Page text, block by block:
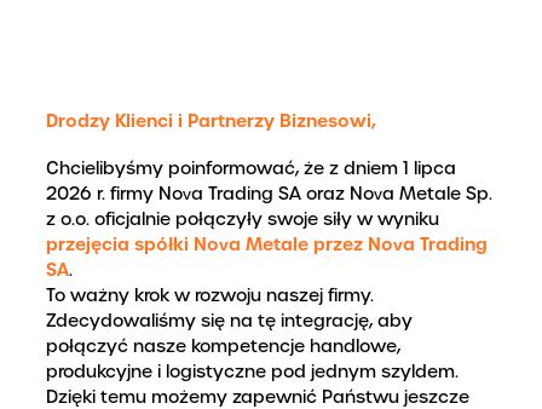
Drodzy Klienci i Partnerzy Biznesowi,
Chcielibyśmy poinformować, że z dniem 1 lipca
2026 r. firmy Nova Trading SA oraz Nova Metale Sp.
z o.o. oficjalnie połączyły swoje siły w wyniku
przejęcia spółki Nova Metale przez Nova Trading
SA.
To ważny krok w rozwoju naszej firmy.
Zdecydowaliśmy się na tę integrację, aby
połączyć nasze kompetencje handlowe,
produkcyjne i logistyczne pod jednym szyldem.
Dzięki temu możemy zapewnić Państwu jeszcze